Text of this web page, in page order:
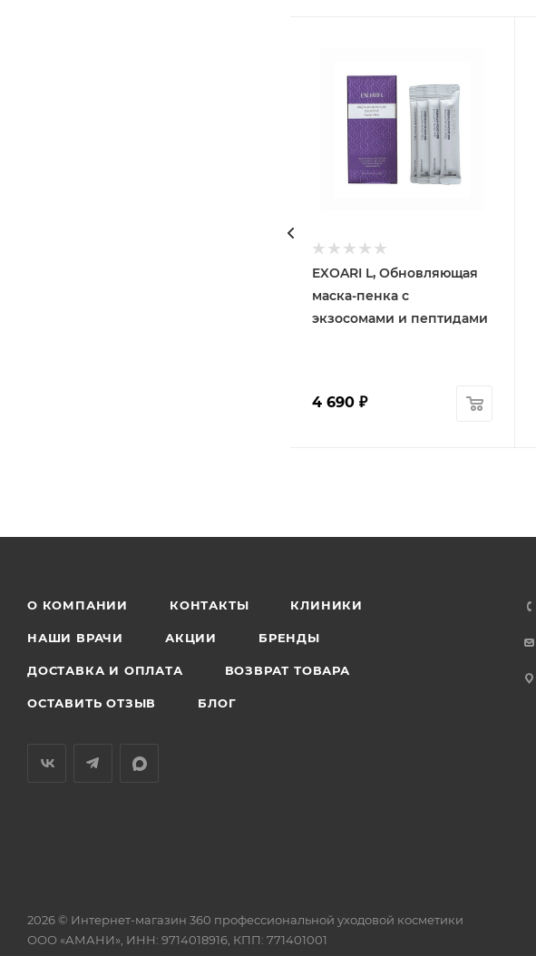
EXOARI L, Обновляющая
маска-пенка с
экзосомами и пептидами
4 690 ₽
О КОМПАНИИ КОНТАКТЫ КЛИНИКИ
НАШИ ВРАЧИ АКЦИИ БРЕНДЫ
ДОСТАВКА И ОПЛАТА ВОЗВРАТ ТОВАРА
ОСТАВИТЬ ОТЗЫВ БЛОГ
2026 © Интернет-магазин 360 профессиональной уходовой косметики
ООО «АМАНИ», ИНН: 9714018916, КПП: 771401001